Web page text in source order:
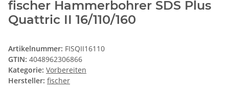
fischer Hammerbohrer SDS Plus
Quattric II 16/110/160
Artikelnummer: FISQII16110
GTIN: 4048962306866
Kategorie: Vorbereiten
Hersteller: fischer